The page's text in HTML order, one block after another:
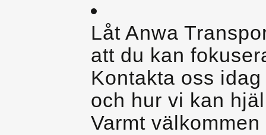
Låt Anwa
att du kan
Kontakta oss
och hur vi kan
Varmt